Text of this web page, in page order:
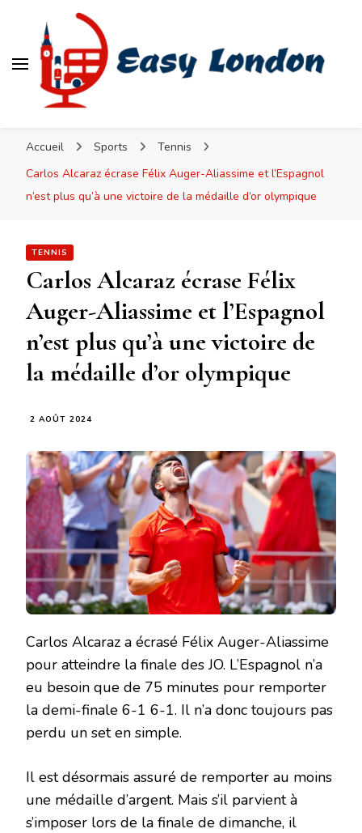
Accueil Sports
Tennis
Carlos Alcaraz écrase Félix Auger-Aliassime et l’Espagnol
n’est plus qu’à une victoire de la médaille d’or olympique
TENNIS
Carlos Alcaraz écrase Félix
Auger-Aliassime et l’Espagnol
n’est plus qu’à une victoire de
la médaille d’or olympique
2 AOÛT 2024
Carlos Alcaraz a écrasé Félix Auger-Aliassime
pour atteindre la finale des JO. L’Espagnol n’a
eu besoin que de 75 minutes pour remporter
la demi-finale 6-1 6-1. Il n’a donc toujours pas
perdu un set en simple.
Il est désormais assuré de remporter au moins
une médaille d’argent. Mais s’il parvient à
s’imposer lors de la finale de dimanche, il